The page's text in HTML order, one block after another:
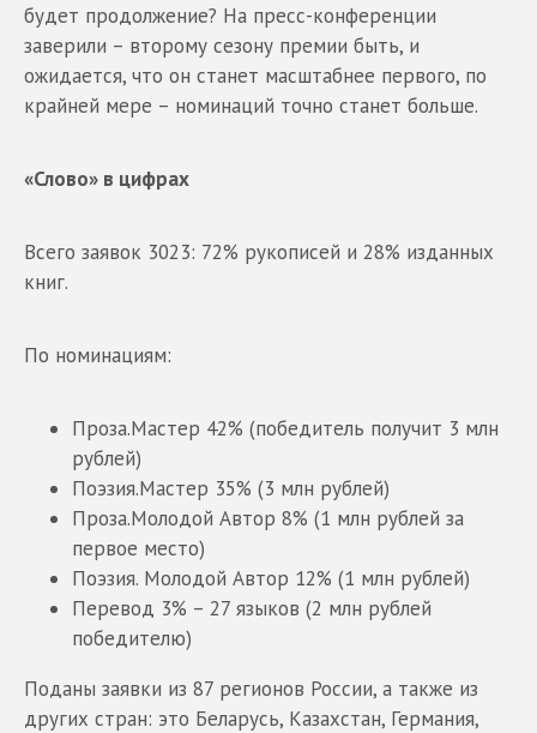
будет продолжение? На пресс-конференции
заверили – второму сезону премии быть, и
ожидается, что он станет масштабнее первого, по
крайней мере – номинаций точно станет больше.
«Слово» в цифрах
Всего заявок 3023: 72% рукописей и 28% изданных
книг.
По номинациям:
Проза.Мастер 42% (победитель получит 3 млн
рублей)
Поэзия.Мастер 35% (3 млн рублей)
Проза.Молодой Автор 8% (1 млн рублей за
первое место)
Поэзия. Молодой Автор 12% (1 млн рублей)
Перевод 3% – 27 языков (2 млн рублей
победителю)
Поданы заявки из 87 регионов России, а также из
других стран: это Беларусь, Казахстан, Германия,